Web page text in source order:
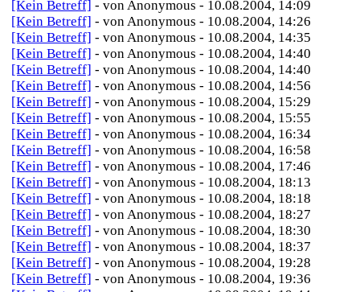
[Kein Betreff] - von Anonymous - 10.08.2004, 14:09
[Kein Betreff] - von Anonymous - 10.08.2004, 14:26
[Kein Betreff] - von Anonymous - 10.08.2004, 14:35
[Kein Betreff] - von Anonymous - 10.08.2004, 14:40
[Kein Betreff] - von Anonymous - 10.08.2004, 14:40
[Kein Betreff] - von Anonymous - 10.08.2004, 14:56
[Kein Betreff] - von Anonymous - 10.08.2004, 15:29
[Kein Betreff] - von Anonymous - 10.08.2004, 15:55
[Kein Betreff] - von Anonymous - 10.08.2004, 16:34
[Kein Betreff] - von Anonymous - 10.08.2004, 16:58
[Kein Betreff] - von Anonymous - 10.08.2004, 17:46
[Kein Betreff] - von Anonymous - 10.08.2004, 18:13
[Kein Betreff] - von Anonymous - 10.08.2004, 18:18
[Kein Betreff] - von Anonymous - 10.08.2004, 18:27
[Kein Betreff] - von Anonymous - 10.08.2004, 18:30
[Kein Betreff] - von Anonymous - 10.08.2004, 18:37
[Kein Betreff] - von Anonymous - 10.08.2004, 19:28
[Kein Betreff] - von Anonymous - 10.08.2004, 19:36